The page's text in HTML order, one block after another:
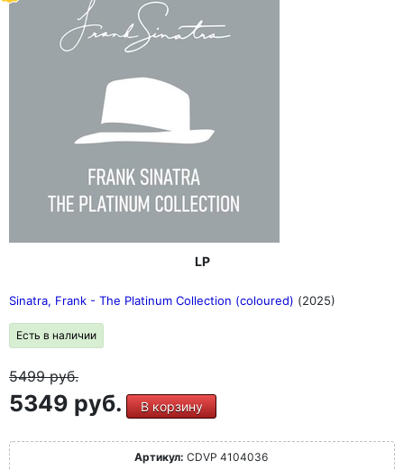
LP
Sinatra, Frank - The Platinum Collection (coloured) (2025)
Есть в наличии
5499руб.
5349 руб. В корзину
Артикул: CDVP 4104036